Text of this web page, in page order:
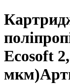
Ecosoft
мкм)